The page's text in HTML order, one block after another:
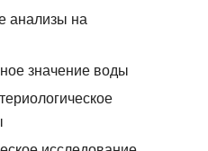
анализы на
значение воды